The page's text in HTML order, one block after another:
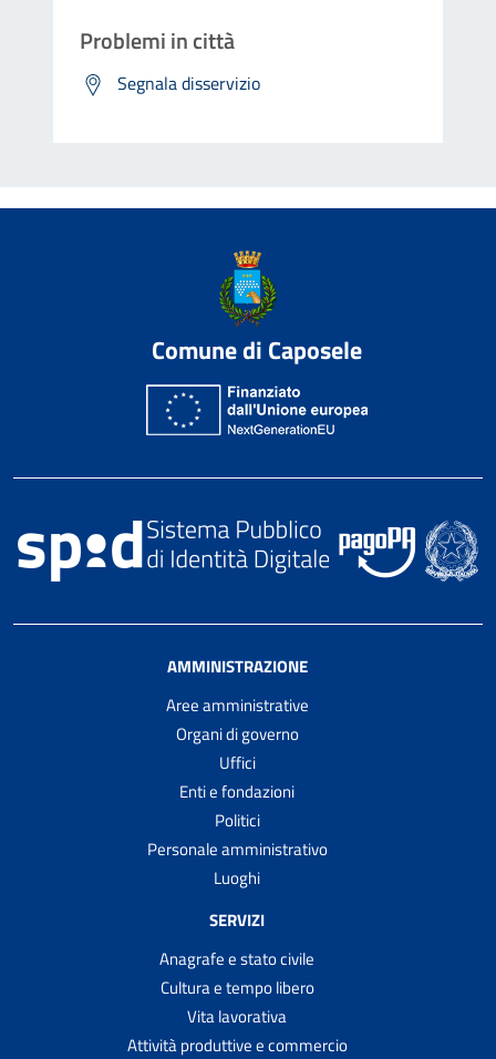
Problemi in città
Segnala disservizio
Comune di Caposele
AMMINISTRAZIONE
Aree amministrative
Organi di governo
Uffici
Enti e fondazioni
Politici
Personale amministrativo
Luoghi
SERVIZI
Anagrafe e stato civile
Cultura e tempo libero
Vita lavorativa
Attività produttive e commercio